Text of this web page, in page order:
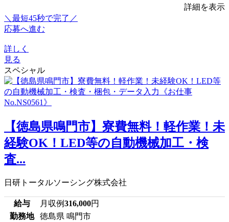
詳細を表示
＼最短45秒で完了／
応募へ進む
詳しく
見る
スペシャル
【徳島県鳴門市】寮費無料！軽作業！未
経験OK！LED等の自動機械加工・検
査...
日研トータルソーシング株式会社
給与 月収例316,000円
勤務地
徳島県 鳴門市